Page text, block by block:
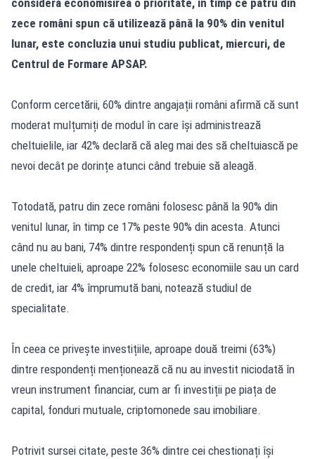
zece români spun că utilizează până la 90% din venitul
lunar, este concluzia unui studiu publicat, miercuri, de
Centrul de Formare APSAP.
Conform cercetării, 60% dintre angajații români afirmă că sunt
moderat mulțumiți de modul în care își administrează
cheltuielile, iar 42% declară că aleg mai des să cheltuiască pe
nevoi decât pe dorințe atunci când trebuie să aleagă.
Totodată, patru din zece români folosesc până la 90% din
venitul lunar, în timp ce 17% peste 90% din acesta. Atunci
când nu au bani, 74% dintre respondenți spun că renunță la
unele cheltuieli, aproape 22% folosesc economiile sau un card
de credit, iar 4% împrumută bani, notează studiul de
specialitate.
În ceea ce privește investițiile, aproape două treimi (63%)
dintre respondenți menționează că nu au investit niciodată în
vreun instrument financiar, cum ar fi investiții pe piața de
capital, fonduri mutuale, criptomonede sau imobiliare.
Potrivit sursei citate, peste 36% dintre cei chestionați își